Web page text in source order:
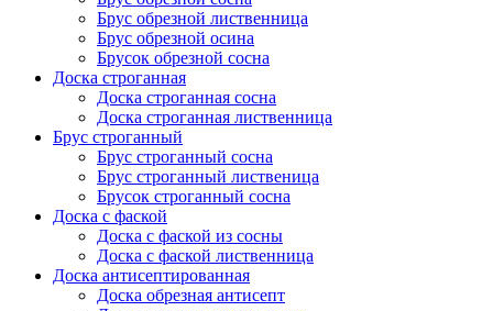
Брус обрезной лиственница
Брус обрезной осина
Брусок обрезной сосна
Доска строганная
Доска строганная сосна
Доска строганная лиственница
Брус строганный
Брус строганный сосна
Брус строганный лиственица
Брусок строганный сосна
Доска с фаской
Доска с фаской из сосны
Доска с фаской лиственница
Доска антисептированная
Доска обрезная антисепт